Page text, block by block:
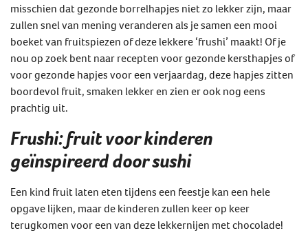
misschien dat gezonde borrelhapjes niet zo lekker zijn, maar
zullen snel van mening veranderen als je samen een mooi
boeket van fruitspiezen of deze lekkere ‘frushi’ maakt! Of je
nou op zoek bent naar recepten voor gezonde kersthapjes of
voor gezonde hapjes voor een verjaardag, deze hapjes zitten
boordevol fruit, smaken lekker en zien er ook nog eens
prachtig uit.
Frushi: fruit voor kinderen
geïnspireerd door sushi
Een kind fruit laten eten tijdens een feestje kan een hele
opgave lijken, maar de kinderen zullen keer op keer
terugkomen voor een van deze lekkernijen met chocolade!